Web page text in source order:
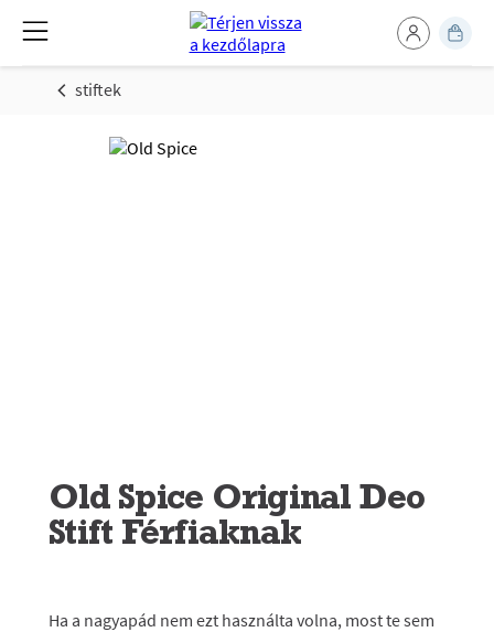
stiftek
Old Spice Original Deo
Stift Férfiaknak
Ha a nagyapád nem ezt használta volna, most te sem